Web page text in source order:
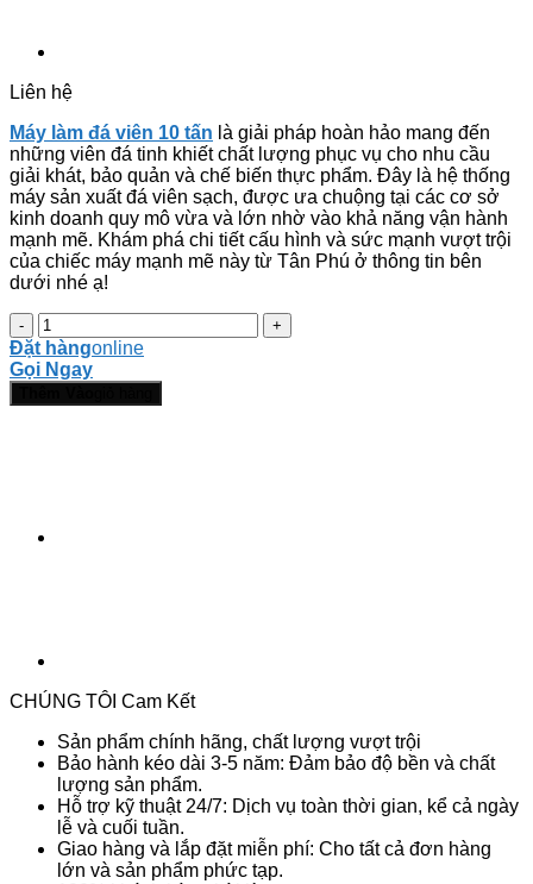
Liên hệ
Máy làm đá viên 10 tấn là giải pháp hoàn hảo mang đến
những viên đá tinh khiết chất lượng phục vụ cho nhu cầu
giải khát, bảo quản và chế biến thực phẩm. Đây là hệ thống
máy sản xuất đá viên sạch, được ưa chuộng tại các cơ sở
kinh doanh quy mô vừa và lớn nhờ vào khả năng vận hành
mạnh mẽ. Khám phá chi tiết cấu hình và sức mạnh vượt trội
của chiếc máy mạnh mẽ này từ Tân Phú ở thông tin bên
dưới nhé ạ!
Máy
làm
đá
viên
10
Đặt hàngonline
Gọi Ngay
CHÚNG TÔI Cam Kết
Sản phẩm chính hãng, chất lượng vượt trội
Bảo hành kéo dài 3-5 năm: Đảm bảo độ bền và chất
lượng sản phẩm.
Hỗ trợ kỹ thuật 24/7: Dịch vụ toàn thời gian, kể cả ngày
lễ và cuối tuần.
Giao hàng và lắp đặt miễn phí: Cho tất cả đơn hàng
lớn và sản phẩm phức tạp.